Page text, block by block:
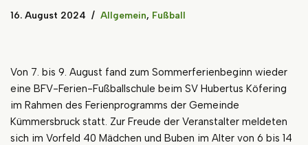
16. August 2024 Allgemein, Fußball
Von 7. bis 9. August fand zum Sommerferienbeginn wieder
eine BFV-Ferien-Fußballschule beim SV Hubertus Köfering
im Rahmen des Ferienprogramms der Gemeinde
Kümmersbruck statt. Zur Freude der Veranstalter meldeten
sich im Vorfeld 40 Mädchen und Buben im Alter von 6 bis 14